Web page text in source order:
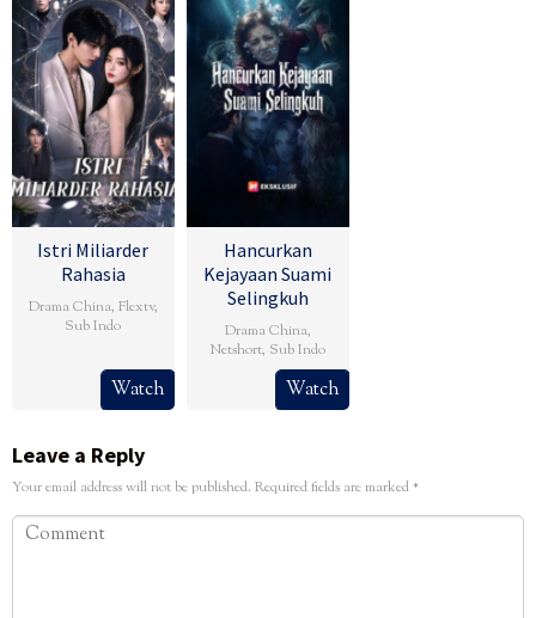
Istri Miliarder
Rahasia
Drama China, Flextv,
Sub Indo
Watch
Hancurkan
Kejayaan Suami
Selingkuh
Drama China,
Netshort, Sub Indo
Watch
Leave a Reply
Your email address will not be published. Required fields are marked*